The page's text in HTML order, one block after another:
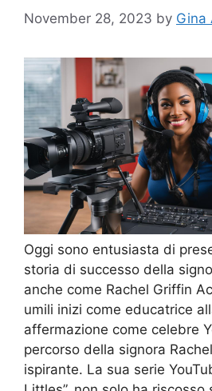
November 28, 2023 by Gina
Oggi sono entusiasta di
storia di successo della
anche come Rachel Griffin
umili inizi come educatrice
affermazione come celebre
percorso della signora
ispirante. La sua serie